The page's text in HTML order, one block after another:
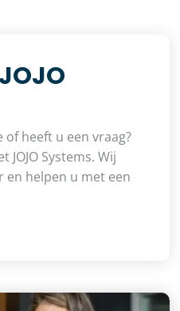
heeft u een vraag?
Systems. Wij
en helpen u met een